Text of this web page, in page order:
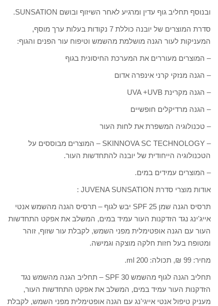
ובנוסף תחליב גוף עדין ומרגיע לאחר השיזוף ובושם SUNSATION.
סדרת המוצרים של יובנה כוללת 7 נקודות בעלות ערך מוסף,
המעניקות לעור הגנה מושלמת מהשמש וטיפוח עור הפנים והגוף:
– המוצרים מעוררים את המערכת החיסונית בגוף
– הגנה מנזקי קרני אינפרה אדום
– הגנה מקרינת UVA +UVB
– הגנה מרדיקלים חופשיים
– טכנולוגיה המשפרת את לחות העור
– SKINNOVA SC TECHNOLOGY – המוצרים מבוססים על
הטכנולוגיה הייחודית של יובנה להתחדשות העור.
– המוצרים עמידים במים.
אודות מוצרי סדרת JUVENA SUNSATION :
תרסיס הגנה שמן SPF 25 יבש לגוף – תרסיס הגנה מהשמש אנטי
אייג'ינג נגד הזדקנות העור עמיד במים, המשלב את אפקט התחדשות
העור עם הגנה אופטימלית מפני השמש, לקבלת עור שזוף, זוהר
ומטופח בעל חזות חלקה מוצקה וגמישה.
מחיר: 99 ₪, תכולה: 200 ml.
תחליב הגנה לגוף מהשמש SPF 30 – תחליב הגנה מהשמש נגד
הזדקנות העור עמיד במים, המשלב את אפקט התחדשות העור,
מעניק טיפול אנטי אייגי'נג עם הגנה אופטימלית מפני השמש, לקבלת